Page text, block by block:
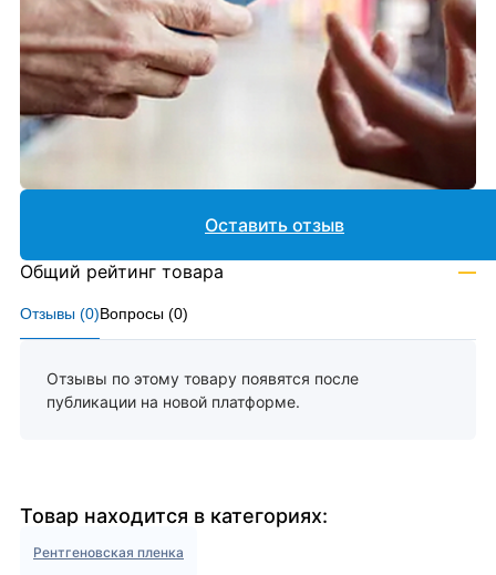
Отзывы (0)Вопросы (0)
Отзывы по этому товару появятся после
публикации на новой платформе.
Оставить отзыв
Общий рейтинг товара —
Товар находится в категориях:
Рентгеновская пленка